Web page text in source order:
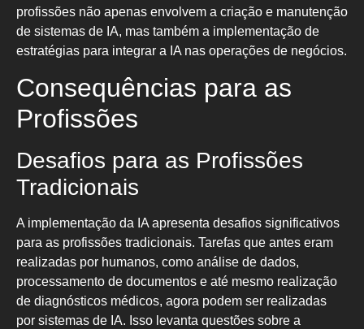
profissões não apenas envolvem a criação e manutenção
de sistemas de IA, mas também a implementação de
estratégias para integrar a IA nas operações de negócios.
Consequências para as
Profissões
Desafios para as Profissões
Tradicionais
A implementação da IA apresenta desafios significativos
para as profissões tradicionais. Tarefas que antes eram
realizadas por humanos, como análise de dados,
processamento de documentos e até mesmo realização
de diagnósticos médicos, agora podem ser realizadas
por sistemas de IA. Isso levanta questões sobre a